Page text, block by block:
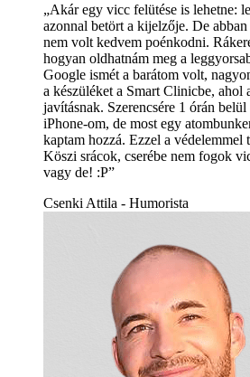
„Akár egy vicc felütése is lehetne:
azonnal betört a kijelzője. De
nem volt kedvem poénkodni.
hogyan oldhatnám meg a
Google ismét a barátom volt,
a készüléket a Smart Clinicbe, ahol
javításnak. Szerencsére 1 órán
iPhone-om, de most egy
kaptam hozzá. Ezzel a védelemmel
Köszi srácok, cserébe nem fogok
vagy de! :P”
Csenki Attila - Humorista